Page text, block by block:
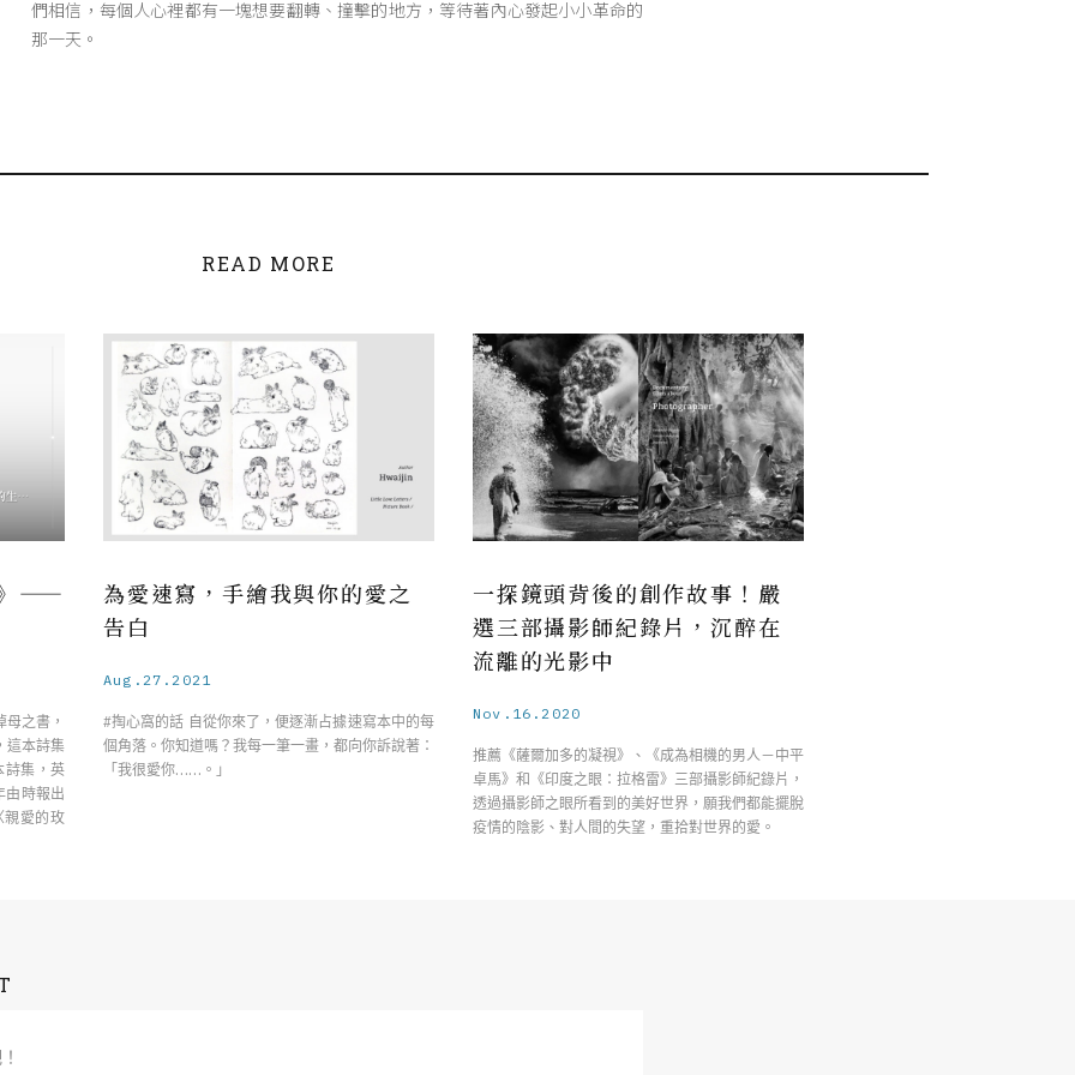
們相信，每個人心裡都有一塊想要翻轉、撞擊的地方，等待著內心發起小小革命的
那一天。
READ MORE
》——
之書，
這本詩集
詩集，英
由時報出
親愛的玫
為愛速寫，手繪我與你的愛之
告白
Aug.27.2021
#掏心窩的話 自從你來了，便逐漸占據速寫本中的每
個角落。你知道嗎？我每一筆一畫，都向你訴說著：
「我很愛你……。」
一探鏡頭背後的創作故事！嚴
選三部攝影師紀錄片，沉醉在
流離的光影中
Nov.16.2020
推薦《薩爾加多的凝視》、《成為相機的男人－中平
卓馬》和《印度之眼：拉格雷》三部攝影師紀錄片，
透過攝影師之眼所看到的美好世界，願我們都能擺脫
疫情的陰影、對人間的失望，重拾對世界的愛。